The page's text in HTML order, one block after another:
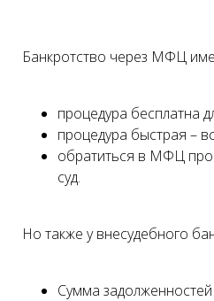
Банкротство через МФЦ
процедура бесплатна
процедура быстрая –
обратиться в МФЦ
суд.
Но также у внесудебного
Сумма